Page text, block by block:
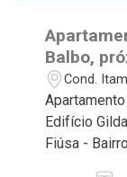
Balbo,
Ribeirão
Cond.
Edifício
Fiúsa -